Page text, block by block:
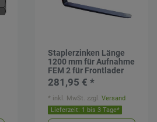
Staplerzinken Länge
1200 mm für Aufnahme
FEM 2 für Frontlader
281,95 € *
Lieferzeit: 1 bis 3 Tage*
* inkl. MwSt. zzgl.Versand